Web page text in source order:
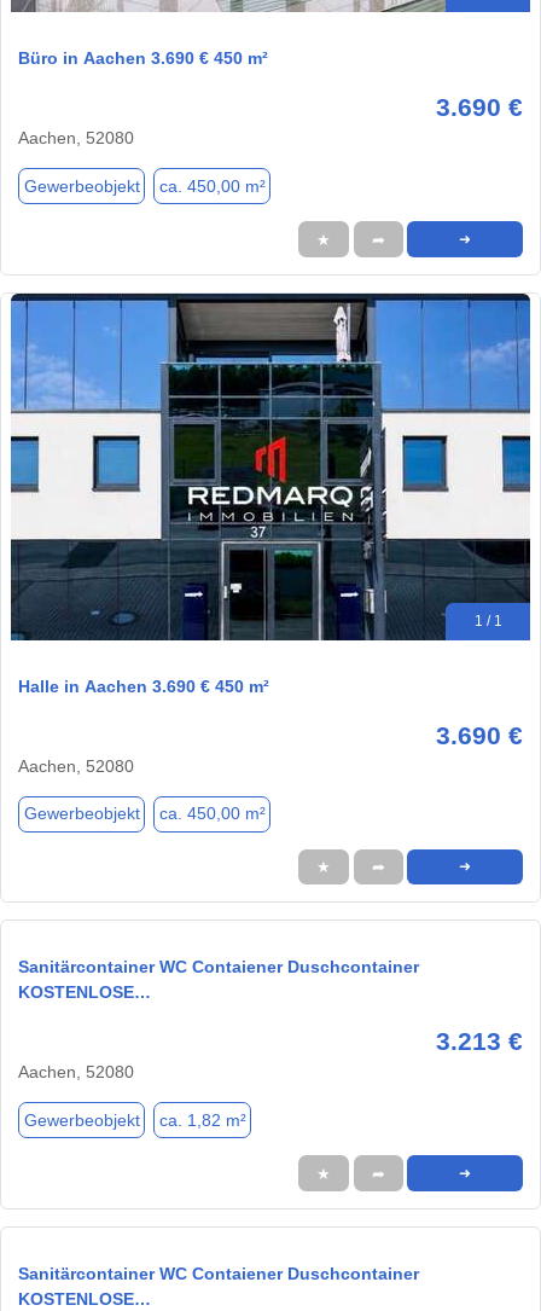
Büro in Aachen 3.690 € 450 m²
3.690 €
Aachen, 52080
Gewerbeobjekt ca. 450,00 m²
★ ➦ ➜
1 / 1
Halle in Aachen 3.690 € 450 m²
3.690 €
Aachen, 52080
Gewerbeobjekt ca. 450,00 m²
★ ➦ ➜
Sanitärcontainer WC Contaiener Duschcontainer
KOSTENLOSE…
3.213 €
Aachen, 52080
Gewerbeobjekt ca. 1,82 m²
★ ➦ ➜
Sanitärcontainer WC Contaiener Duschcontainer
KOSTENLOSE…